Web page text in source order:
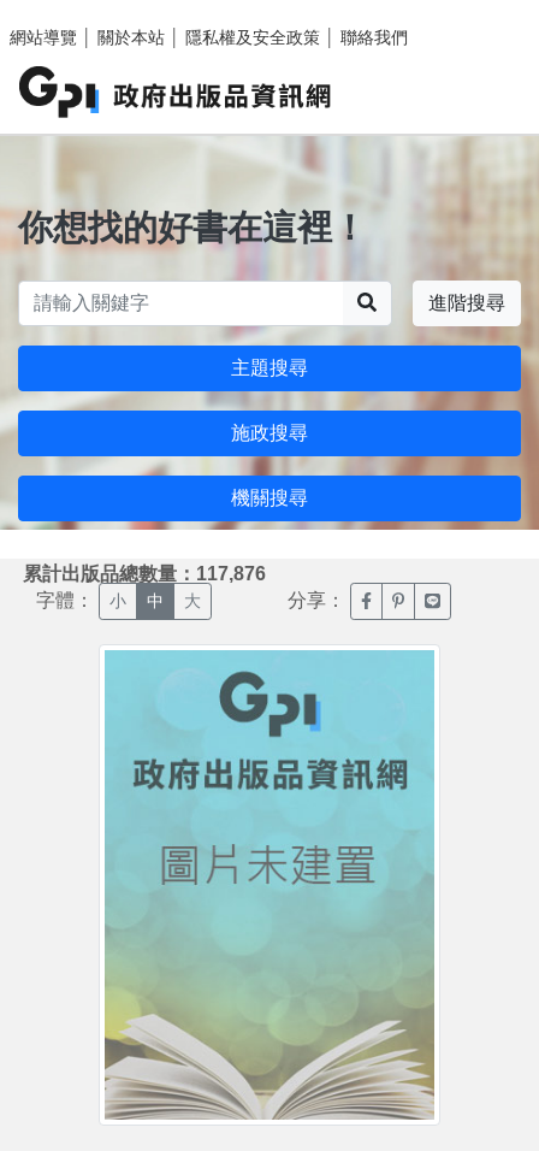
網站導覽
關於本站 隱私權及安全政策 聯絡我們
你想找的好書在這裡！
進階搜尋
主題搜尋
施政搜尋
機關搜尋
累計出版品總數量：117,876
字體： 小 中 大 分享： 臉書分享(另開新視窗)
噗浪分享(另開新
Line分享(另